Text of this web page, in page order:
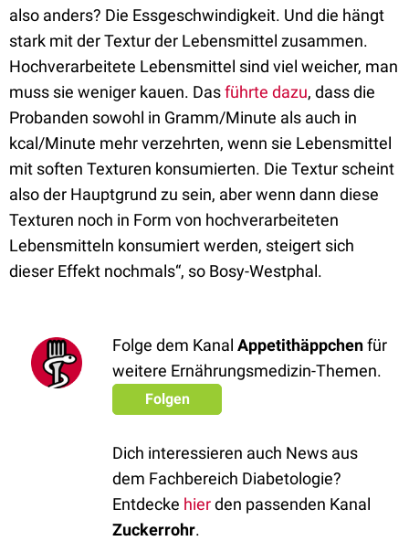
also anders? Die Essgeschwindigkeit. Und die hängt
stark mit der Textur der Lebensmittel zusammen.
Hochverarbeitete Lebensmittel sind viel weicher, man
muss sie weniger kauen. Dasführte dazu, dass die
Probanden sowohl in Gramm/Minute als auch in
kcal/Minute mehr verzehrten, wenn sie Lebensmittel
mit soften Texturen konsumierten. Die Textur scheint
also der Hauptgrund zu sein, aber wenn dann diese
Texturen noch in Form von hochverarbeiteten
Lebensmitteln konsumiert werden, steigert sich
dieser Effekt nochmals“, so Bosy-Westphal.
Folge dem Kanal Appetithäppchenfür
weitere Ernährungsmedizin-Themen.
Folgen
Dich interessieren auch News aus
dem Fachbereich Diabetologie?
Entdecke hierden passenden Kanal
Zuckerrohr.